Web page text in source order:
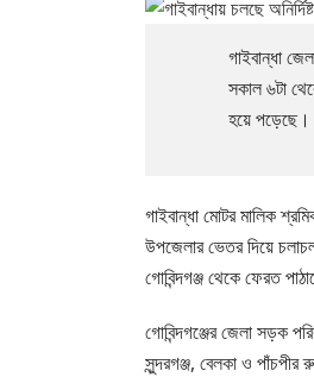
গাইবান্ধা
সকাল ৬টা
হয়ে পড়েছে।
গাইবান্ধা মোটর মালিক
উপজেলার ভেতর দিয়ে
গোবিন্দগঞ্জ থেকে ফেরত
গোবিন্দগঞ্জের জেলা সড়ক
সুন্দরগঞ্জ, বেলকা ও